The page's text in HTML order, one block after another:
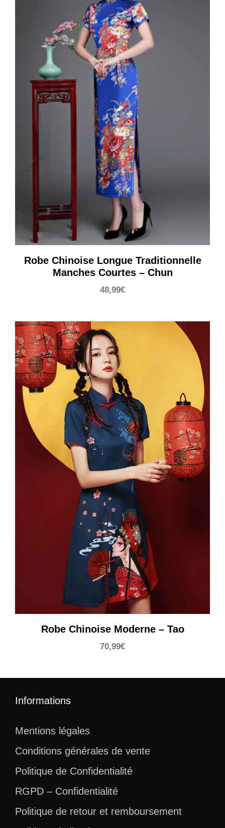
Robe Chinoise Longue Traditionnelle
Manches Courtes – Chun
48,99€
Robe Chinoise Moderne – Tao
70,99€
Informations
Mentions légales
Conditions générales de vente
Politique de Confidentialité
RGPD – Confidentialité
Politique de retour et remboursement